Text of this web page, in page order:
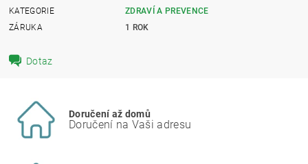
KATEGORIE
ZDRAVÍ A PREVENCE
ZÁRUKA
1 ROK
Dotaz
Doručení až domů
Doručení na Vaši adresu